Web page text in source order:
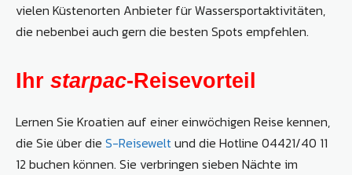
vielen Küstenorten Anbieter für Wassersportaktivitäten,
die nebenbei auch gern die besten Spots empfehlen.
Ihr starpac-Reisevorteil
Lernen Sie Kroatien auf einer einwöchigen Reise kennen,
die Sie über die S-Reiseweltund die Hotline 04421/40 11
12 buchen können. Sie verbringen sieben Nächte im